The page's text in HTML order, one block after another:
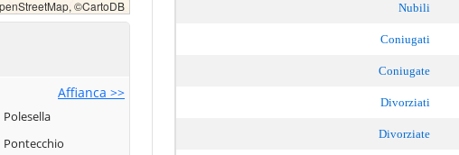
Affianca >>
Polesella
Pontecchio
Nubili
Coniugati
Coniugate
Divorziati
Divorziate